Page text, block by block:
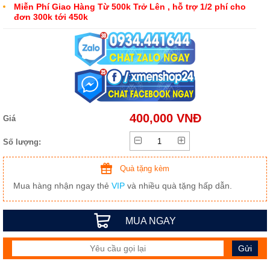
Miễn Phí Giao Hàng Từ 500k Trở Lên , hỗ trợ 1/2 phí cho
đơn 300k tới 450k
Giá 400,000 VNĐ
Số lượng:
Quà tặng kèm
Mua hàng nhận ngay thẻ VIP và nhiều quà tặng hấp dẫn.
MUA NGAY